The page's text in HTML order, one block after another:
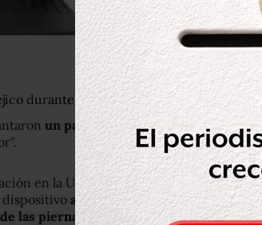
durante unas vacaciones en una
un parcheque genera una
en la Universidad de Louisville y la
dispositivoayuda a que las señales
las piernas.